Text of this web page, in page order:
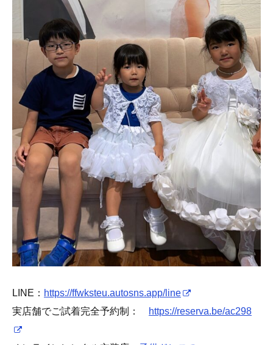
LINE： https://ffwksteu.autosns.app/line
実店舗でご試着完全予約制：
https://reserva.be/ac298